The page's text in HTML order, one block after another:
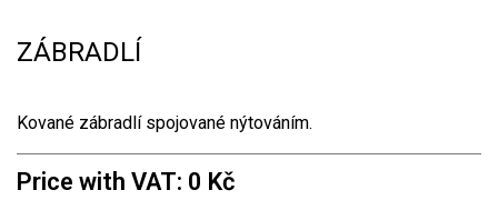
ZÁBRADLÍ
Kované zábradlí spojované nýtováním.
Price with VAT: 0 Kč